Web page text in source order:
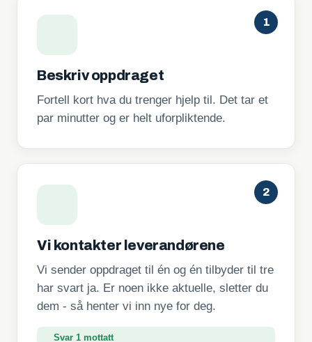
1
Beskriv oppdraget
Fortell kort hva du trenger hjelp til. Det tar et
par minutter og er helt uforpliktende.
2
Vi kontakter leverandørene
Vi sender oppdraget til én og én tilbyder til tre
har svart ja. Er noen ikke aktuelle, sletter du
dem - så henter vi inn nye for deg.